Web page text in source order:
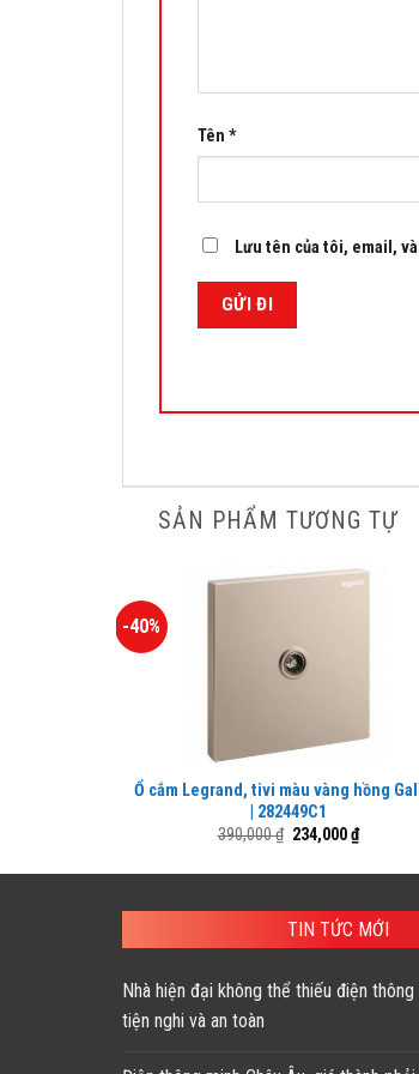
Tên *
Lưu tên của tôi, email,
SẢN PHẨM TƯƠNG TỰ
-40%
Ổ cắm Legrand, tivi màu vàng hồng
| 282449C1
390,000₫ Giá
234,000₫Giá
hiện
TIN TỨC MỚI
Nhà hiện đại không thể thiếu điện
tiện nghi và an toàn